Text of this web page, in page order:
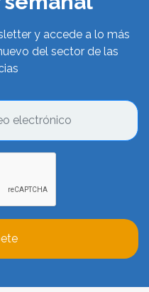
y accede a lo más
del sector de las